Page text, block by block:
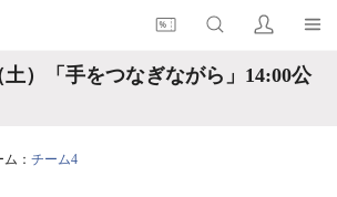
土）「手をつなぎながら」14:00公
： チーム4